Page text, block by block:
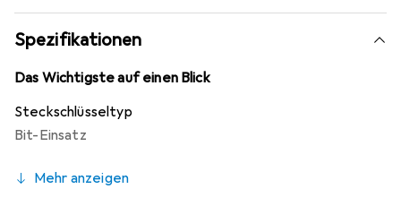
Lebensdauer der Werkzeuge verlängert. Dieser
Steckschlüsselsatz ist ideal für Fachleute und
Hobbyhandwerker, die Wert auf Qualität und
Funktionalität legen. Die kompakte Bauweise ermöglicht
Werkzeuge stets griffbereit sind.
Spezifikationen
Das Wichtigste auf einen Blick
Steckschlüsseltyp
Bit-Einsatz
Mehr anzeigen